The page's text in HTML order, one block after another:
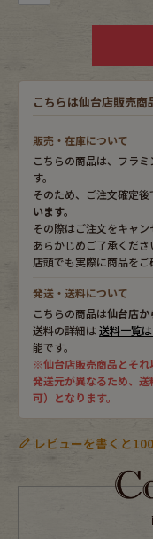
Bag
Belt
Keyring
FAFATT
こちらは仙台店販売商
販売・在庫について
こちらの商品は、フラ
す。
そのため、ご注文確定後
います。
その際はご注文をキャン
あらかじめご了承くださ
店頭でも実際に商品をご
発送・送料について
こちらの商品は仙台店か
送料の詳細は 送料一覧
能です。
※仙台店販売商品とそれ
発送元が異なるため、
可）となります。
レビューを書くと